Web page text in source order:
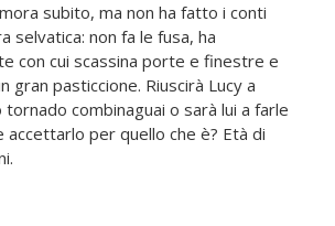
subito, ma non ha fatto i conti
selvatica: non fa le fusa, ha
con cui scassina porte e finestre e
gran pasticcione. Riuscirà Lucy a
combinaguai o sarà lui a farle
accettarlo per quello che è? Età di